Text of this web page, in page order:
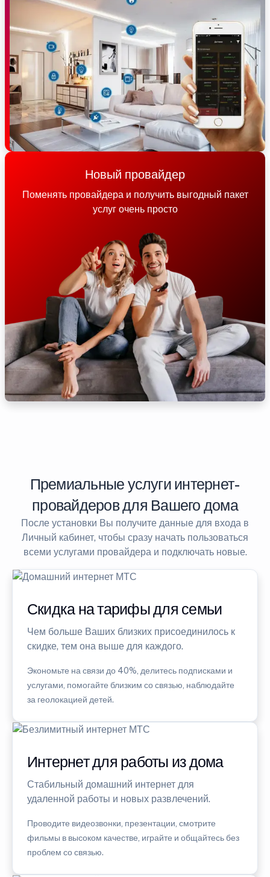
Новый провайдер
Поменять провайдера и получить выгодный пакет
услуг очень просто
Премиальные услуги интернет-
провайдеров для Вашего дома
После установки Вы получите данные для входа в
Личный кабинет, чтобы сразу начать пользоваться
всеми услугами провайдера и подключать новые.
Скидка на тарифы для семьи
Чем больше Ваших близких присоединилось к
скидке, тем она выше для каждого.
Экономьте на связи до 40%, делитесь подписками и
услугами, помогайте близким со связью, наблюдайте
за геолокацией детей.
Интернет для работы из дома
Стабильный домашний интернет для
удаленной работы и новых развлечений.
Проводите видеозвонки, презентации, смотрите
фильмы в высоком качестве, играйте и общайтесь без
проблем со связью.